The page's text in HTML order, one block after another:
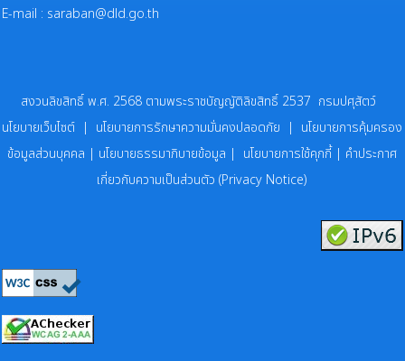
E-mail : saraban@dld.go.th
สงวนลิขสิทธิ์ พ.ศ. 2568 ตามพระราชบัญญัติลิขสิทธิ์ 2537 กรมปศุสัตว์
นโยบายเว็บไซต์ | นโยบายการรักษาความมั่นคงปลอดภัย | นโยบายการคุ้มครอง
ข้อมูลส่วนบุคคล | นโยบายธรรมาภิบายข้อมูล | นโยบายการใช้คุกกี้ | คำประกาศ
เกี่ยวกับความเป็นส่วนตัว (Privacy Notice)